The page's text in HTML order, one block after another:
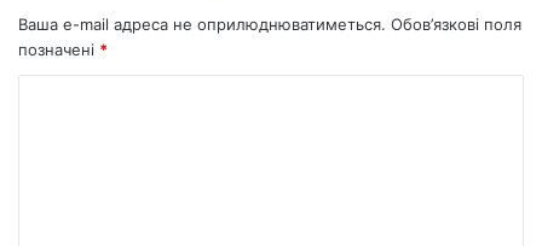
Ваша e-mail адреса не оприлюднюватиметься. Обов’язкові поля
позначені *